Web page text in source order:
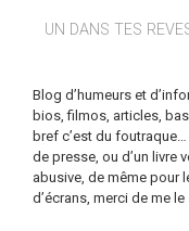
UN DANS TES
Blog d’humeurs et
bios, filmos, articles,
bref c’est du
de presse, ou d’un livre
abusive, de même pour
d’écrans, merci de me le